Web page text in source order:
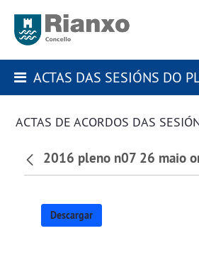
ACTAS DAS SESIÓNS DO
2016 pleno n07 26 maio
Descargar